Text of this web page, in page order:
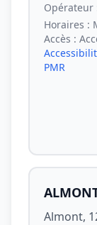
Opérateur
Horaires :
Accès :
PMR
Almont,